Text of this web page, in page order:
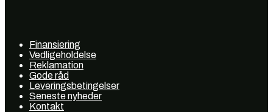
Finansiering
Vedligeholdelse
Reklamation
Gode råd
Leveringsbetingelser
Seneste nyheder
Kontakt